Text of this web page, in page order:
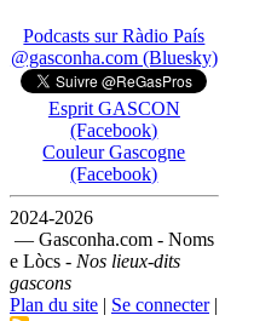
Podcasts sur Ràdio País
@gasconha.com (Bluesky)
Esprit GASCON
(Facebook)
Couleur Gascogne
(Facebook)
2024-2026
— Gasconha.com - Noms
e Lòcs - Nos lieux-dits
gascons
Plan du site | Se connecter|